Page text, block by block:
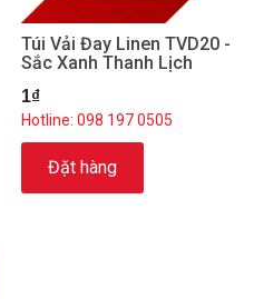
Túi Vải Đay Linen TVD20 -
Sắc Xanh Thanh Lịch
1₫
Hotline: 098 197 0505
Đặt hàng